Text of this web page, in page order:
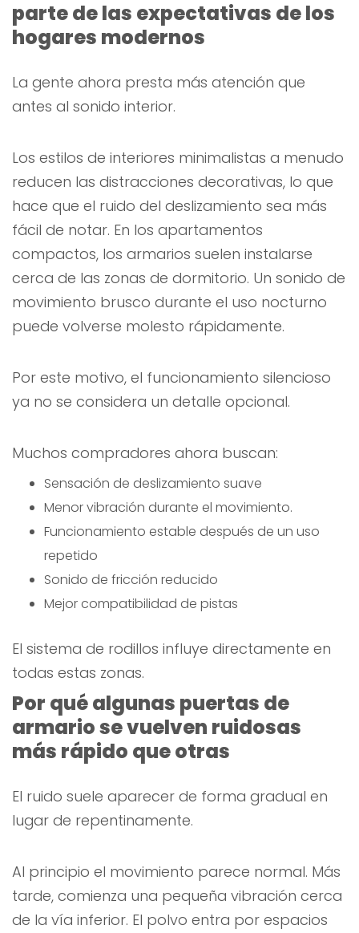
parte de las expectativas de los
hogares modernos
La gente ahora presta más atención que
antes al sonido interior.
Los estilos de interiores minimalistas a menudo
reducen las distracciones decorativas, lo que
hace que el ruido del deslizamiento sea más
fácil de notar. En los apartamentos
compactos, los armarios suelen instalarse
cerca de las zonas de dormitorio. Un sonido de
movimiento brusco durante el uso nocturno
puede volverse molesto rápidamente.
Por este motivo, el funcionamiento silencioso
ya no se considera un detalle opcional.
Muchos compradores ahora buscan:
Sensación de deslizamiento suave
Menor vibración durante el movimiento.
Funcionamiento estable después de un uso
repetido
Sonido de fricción reducido
Mejor compatibilidad de pistas
El sistema de rodillos influye directamente en
todas estas zonas.
Por qué algunas puertas de
armario se vuelven ruidosas
más rápido que otras
El ruido suele aparecer de forma gradual en
lugar de repentinamente.
Al principio el movimiento parece normal. Más
tarde, comienza una pequeña vibración cerca
de la vía inferior. El polvo entra por espacios